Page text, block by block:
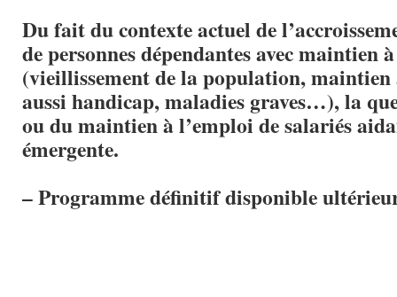
Du fait du contexte actuel de
de personnes dépendantes avec maintien
(vieillissement de la population,
aussi handicap, maladies graves…), la
ou du maintien à l’emploi de salariés
émergente.
– Programme définitif disponible